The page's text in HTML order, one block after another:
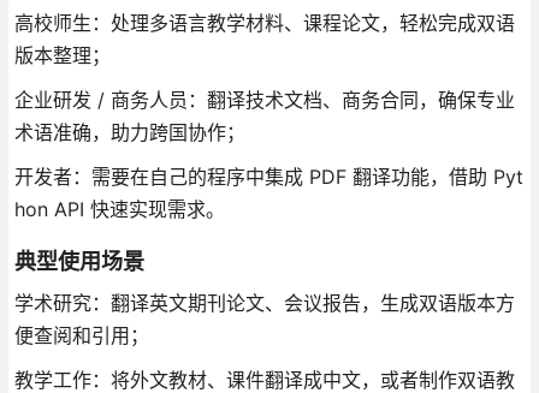
高校师生：处理多语言教学材料、课程论文，轻松完成双语
版本整理；
企业研发 / 商务人员：翻译技术文档、商务合同，确保专业
术语准确，助力跨国协作；
开发者：需要在自己的程序中集成 PDF 翻译功能，借助 Pyt
hon API 快速实现需求。
典型使用场景
学术研究：翻译英文期刊论文、会议报告，生成双语版本方
便查阅和引用；
教学工作：将外文教材、课件翻译成中文，或者制作双语教